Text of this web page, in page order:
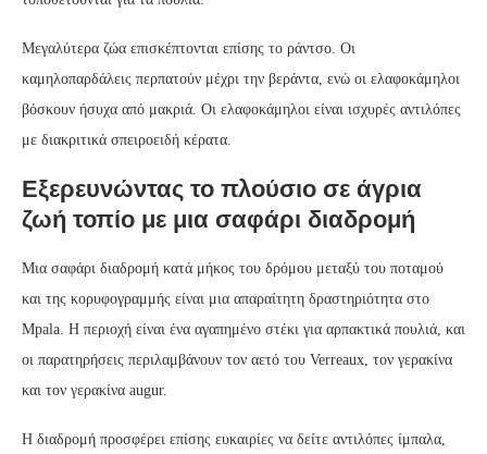
Μεγαλύτερα ζώα επισκέπτονται επίσης το ράντσο. Οι
καμηλοπαρδάλεις περπατούν μέχρι την βεράντα, ενώ οι ελαφοκάμηλοι
βόσκουν ήσυχα από μακριά. Οι ελαφοκάμηλοι είναι ισχυρές αντιλόπες
με διακριτικά σπειροειδή κέρατα.
Εξερευνώντας το πλούσιο σε άγρια
ζωή τοπίο με μια σαφάρι διαδρομή
Μια σαφάρι διαδρομή κατά μήκος του δρόμου μεταξύ του ποταμού
και της κορυφογραμμής είναι μια απαραίτητη δραστηριότητα στο
Mpala. Η περιοχή είναι ένα αγαπημένο στέκι για αρπακτικά πουλιά, και
οι παρατηρήσεις περιλαμβάνουν τον αετό του Verreaux, τον γερακίνα
και τον γερακίνα augur.
Η διαδρομή προσφέρει επίσης ευκαιρίες να δείτε αντιλόπες ίμπαλα,